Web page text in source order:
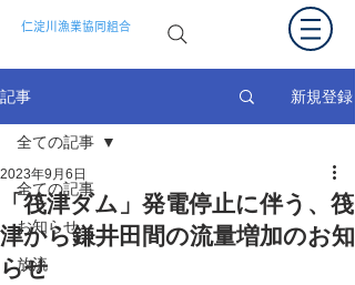
仁淀川漁業協同組合
記事 新規登録
全ての記事
お知らせ
放流
全ての記事
「筏津ダム」発電停止に伴う、筏
津から鎌井田間の流量増加のお知
らせ
2023年9月6日